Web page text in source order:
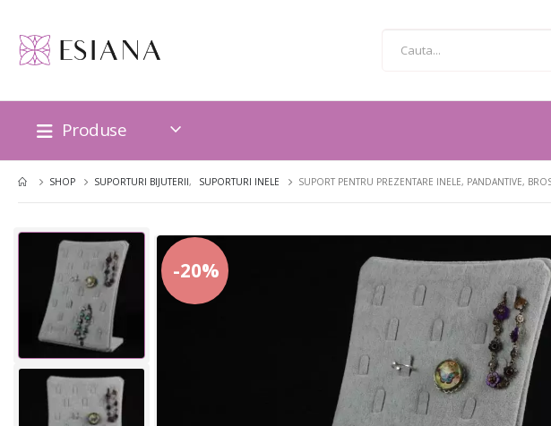
Produse
SHOP SUPORTURI BIJUTERII, SUPORTURI INELE SUPORT PENTRU PREZENTARE INELE, PANDANTIVE,
-20%